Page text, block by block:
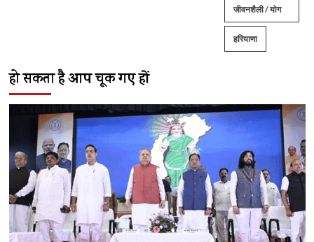
जीवनशैली / योग
हरियाणा
हो सकता है आप चूक गए हों